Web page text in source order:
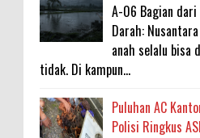
A-06 Bagian
Darah:
anah selalu bisa
tidak. Di kampun...
Puluhan AC
Polisi Ringkus